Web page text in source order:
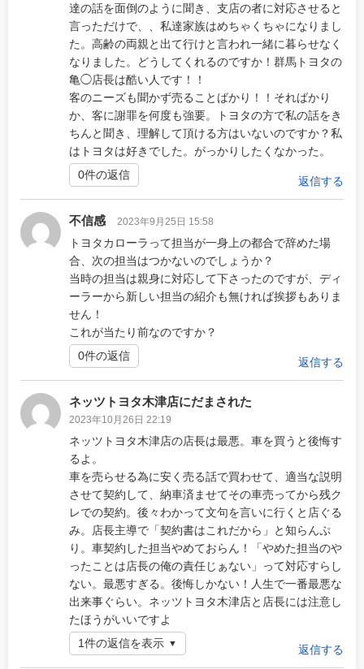
達の話を面倒のように聞き、支店の者に対応させると
言っただけで、、私達家族はめちゃくちゃになりまし
た。高齢の両親と出て行けと言われ一緒に暮らせなく
なりました。どうしてくれるのですか！群馬トヨタの
亀◯店長は酷い人です！！
客のニーズも聞かず売ることばかり！！そればかり
か、客に謝罪を何度も強要。トヨタの方で私の話をき
ちんと聞き、理解して頂ける方はいないのですか？私
はトヨタは好きでした。がっかりしたくなかった。
返信する
0件の返信
不信感 2023年9月25日 15:58
トヨタカローラって担当が一身上の都合で辞めた場
合、次の担当はつかないのでしょうか？
当時の担当は親身に対応して下さったのですが、ディ
ーラーから新しい担当の紹介も無ければ挨拶もありま
せん！
これが当たり前なのですか？
返信する
0件の返信
ネッツトヨタ木津店にだまされた
2023年10月26日 22:19
ネッツトヨタ木津店の店長は最悪。車を買うと後悔す
るよ。
車を売らせる為に安く売る話で買わせて、適当な説明
させて契約して、納車済ませてその車売ってから残ク
レでの契約。後々わかって文句を言いに行くと店ぐる
み。店長主導で「契約書はこれだから」と知らんぷ
り。車契約した担当やめておらん！「やめた担当のや
ったことは店長の俺の責任じぁない」って対応すらし
ない。最悪すぎる。後悔しかない！人生で一番最悪な
出来事ぐらい。ネッツトヨタ木津店と店長には注意し
たほうがいいですよ
返信する
1件の返信を表示